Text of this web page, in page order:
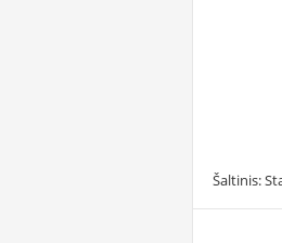
Šaltinis: